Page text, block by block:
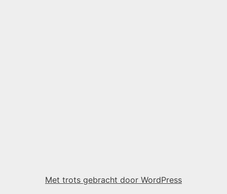
Met trots gebracht door WordPress